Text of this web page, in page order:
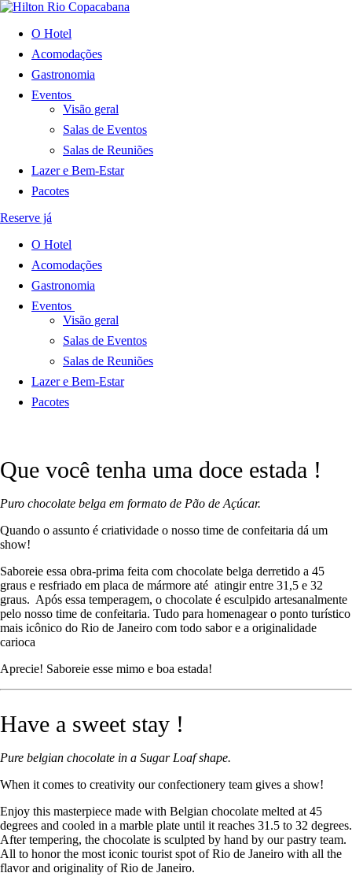
O Hotel
Acomodações
Gastronomia
Eventos
Visão geral
Salas de Eventos
Salas de Reuniões
Lazer e Bem-Estar
Pacotes
Reserve já
O Hotel
Acomodações
Gastronomia
Eventos
Visão geral
Salas de Eventos
Salas de Reuniões
Lazer e Bem-Estar
Pacotes
Que você tenha uma doce estada !
Puro chocolate belga em formato de Pão de Açúcar.
Quando o assunto é criatividade o nosso time de confeitaria dá um
show!
Saboreie essa obra-prima feita com chocolate belga derretido a 45
graus e resfriado em placa de mármore até atingir entre 31,5 e 32
graus. Após essa temperagem, o chocolate é esculpido artesanalmente
pelo nosso time de confeitaria. Tudo para homenagear o ponto turístico
mais icônico do Rio de Janeiro com todo sabor e a originalidade
carioca
Aprecie! Saboreie esse mimo e boa estada!
Have a sweet stay !
Pure belgian chocolate in a Sugar Loaf shape.
When it comes to creativity our confectionery team gives a show!
Enjoy this masterpiece made with Belgian chocolate melted at 45
degrees and cooled in a marble plate until it reaches 31.5 to 32 degrees.
After tempering, the chocolate is sculpted by hand by our pastry team.
All to honor the most iconic tourist spot of Rio de Janeiro with all the
flavor and originality of Rio de Janeiro.